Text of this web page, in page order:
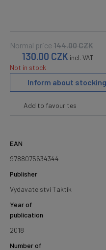
Normal price 144.00CZK
130.00 CZK incl. VAT
Not in stock
Inform about stocking
Add to favourites
EAN
9788075634344
Publisher
Vydavatelství Taktik
Year of
publication
2018
Number of